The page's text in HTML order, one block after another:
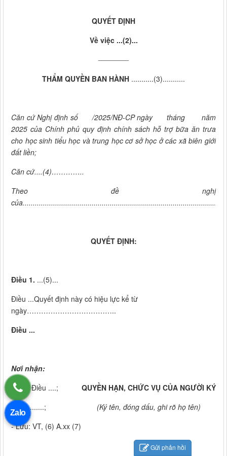
QUYẾT ĐỊNH
Về việc ...(2)...
THẨM QUYỀN BAN HÀNH ...........(3)...........
Căn cứ Nghị định số /2025/NĐ-CP ngày tháng năm
2025 của Chính phủ quy định chính sách hỗ trợ bữa ăn trưa
cho học sinh tiểu học và trung học cơ sở học ở các xã biên giới
đất liền;
Căn cứ....(4)…………..
Theo đề nghị
của...................................................................................................
QUYẾT ĐỊNH:
Điều 1. ...(5)...
Điều ...Quyết định này có hiệu lực kể từ
ngày………………………………..
Điều ...
Nơi nhận:
- Như Điều ....;
- ..............;
- Lưu: VT, (6) A.xx (7)
QUYỀN HẠN, CHỨC VỤ CỦA NGƯỜI KÝ
(Ký tên, đóng dấu, ghi rõ họ tên)
Gửi phản hồi
Zalo